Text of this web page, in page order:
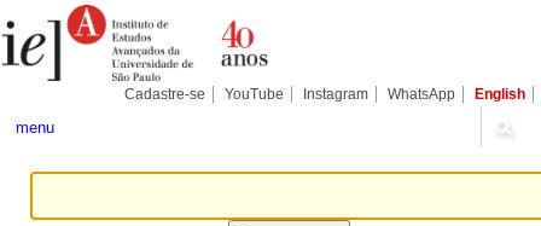
para
conteúdo.
Pessoais
Cadastre-se YouTube Instagram WhatsApp English
menu